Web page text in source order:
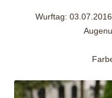
Wurftag: